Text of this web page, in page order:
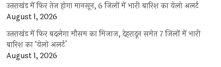
उत्तराखंड में फिर तेज होगा मानसून, 6 जिलों में भारी बारिश का येलो अलर्ट
August 1, 2026
उत्तराखंड में फिर बदलेगा मौसम का मिजाज, देहरादून समेत 7 जिलों में भारी
बारिश का ‘येलो अलर्ट’
August 1, 2026